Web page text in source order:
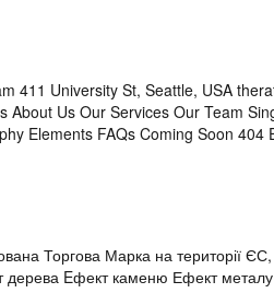
411 University St, Seattle, USA
About Us Our Services Our Team
Elements FAQs Coming Soon
Торгова Марка на території
дерева Eфект каменю Ефект